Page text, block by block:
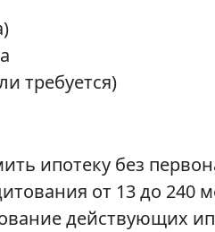
требуется)
ипотеку без
от 13 до 240
действующих